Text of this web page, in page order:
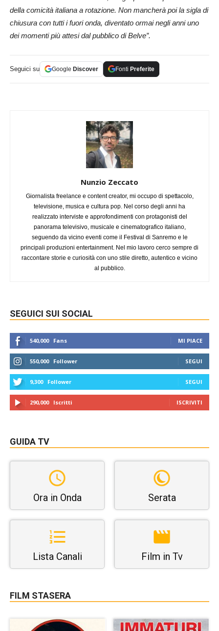
della comicità italiana a rotazione. Non mancherà poi la sigla di
chiusura con tutti i fuori onda, diventato ormai negli anni uno
dei momenti più attesi dal pubblico di Belve”.
Seguici su Google Discover Fonti Preferite
Nunzio Zeccato
Giornalista freelance e content creator, mi occupo di spettacolo,
televisione, musica e cultura pop. Nel corso degli anni ha
realizzato interviste e approfondimenti con protagonisti del
panorama televisivo, musicale e cinematografico italiano,
seguendo da vicino eventi come il Festival di Sanremo e le
principali produzioni entertainment. Nel mio lavoro cerco sempre di
raccontare storie e curiosità con uno stile diretto, autentico e vicino
al pubblico.
SEGUICI SUI SOCIAL
540,000 Fans MI PIACE
550,000 Follower SEGUI
9,300 Follower SEGUI
290,000 Iscritti ISCRIVITI
GUIDA TV
Ora in Onda Serata
Lista Canali Film in Tv
FILM STASERA